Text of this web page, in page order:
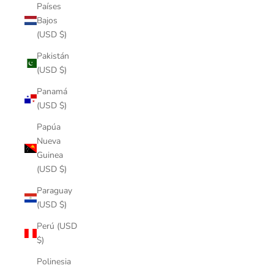
Países
Bajos
(USD $)
Pakistán
(USD $)
Panamá
(USD $)
Papúa
Nueva
Guinea
(USD $)
Paraguay
(USD $)
Perú (USD
$)
Polinesia